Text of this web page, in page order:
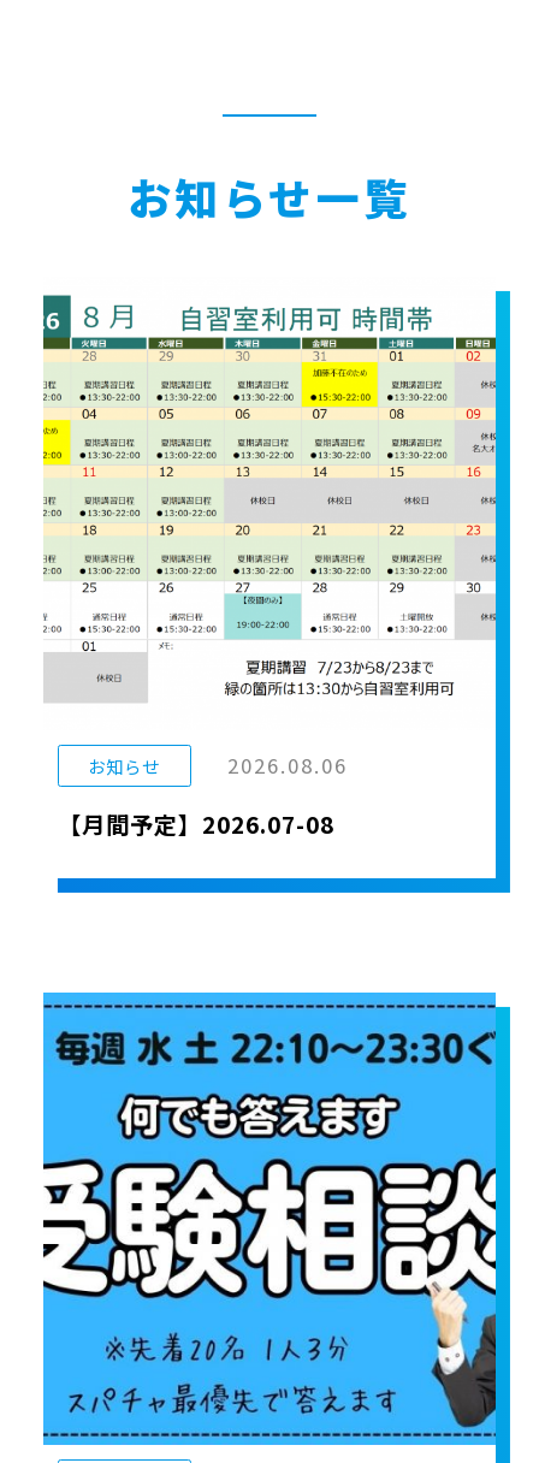
お知らせ一覧
お知らせ 2026.08.06
【月間予定】2026.07-08